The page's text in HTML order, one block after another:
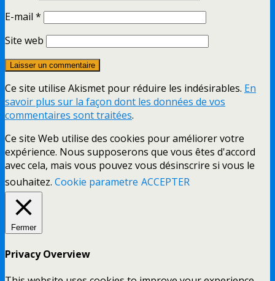
E-mail *
Site web
Ce site utilise Akismet pour réduire les indésirables. En
savoir plus sur la façon dont les données de vos
commentaires sont traitées.
Ce site Web utilise des cookies pour améliorer votre
expérience. Nous supposerons que vous êtes d'accord
avec cela, mais vous pouvez vous désinscrire si vous le
souhaitez. Cookie parametre ACCEPTER
Fermer
Privacy Overview